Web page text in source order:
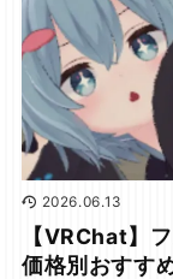
2026.06.13
【VRChat】
価格別おすす